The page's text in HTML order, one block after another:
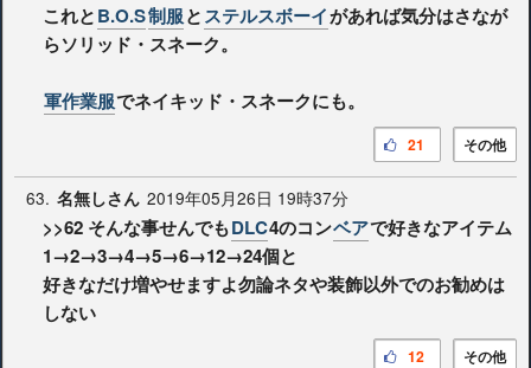
これとB.O.S制服とステルスボーイがあれば気分はさなが
らソリッド・スネーク。
軍作業服でネイキッド・スネークにも。
その他
21
63. 名無しさん 2019年05月26日 19時37分
>>62 そんな事せんでもDLC4のコンベアで好きなアイテム
1→2→3→4→5→6→12→24個と
好きなだけ増やせますよ勿論ネタや装飾以外でのお勧めは
しない
その他
12